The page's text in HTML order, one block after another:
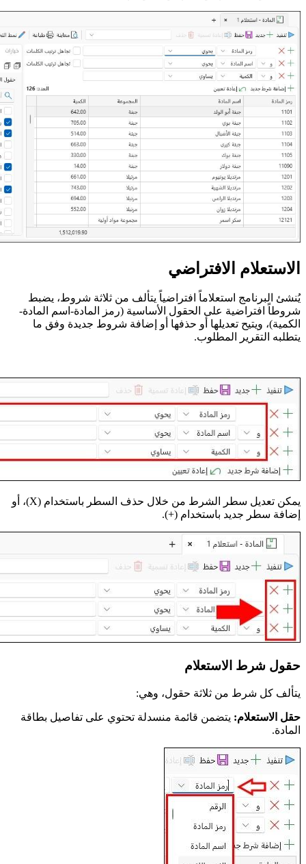
الاستعلام الافتراضي
يُنشئ البرنامج استعلاماً افتراضياً يتألف من ثلاثة شروط، يضبط
شروطاً افتراضية على الحقول الأساسية (رمز المادة-اسم المادة-
الكمية)، ويتيح تعديلها أو حذفها أو إضافة شروط جديدة وفق ما
يتطلبه التقرير المطلوب.
يمكن تعديل سطر الشرط من خلال حذف السطر باستخدام (X)، أو
إضافة سطر جديد باستخدام (+).
حقول شرط الاستعلام
يتألف كل شرط من ثلاثة حقول، وهي:
حقل الاستعلام: يتضمن قائمة منسدلة تحتوي على تفاصيل بطاقة
المادة.